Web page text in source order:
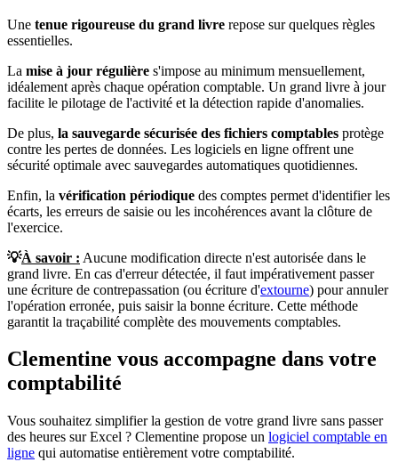
Une tenue rigoureuse du grand livre repose sur quelques règles
essentielles.
La mise à jour régulière s'impose au minimum mensuellement,
idéalement après chaque opération comptable. Un grand livre à jour
facilite le pilotage de l'activité et la détection rapide d'anomalies.
De plus, la sauvegarde sécurisée des fichiers comptables protège
contre les pertes de données. Les logiciels en ligne offrent une
sécurité optimale avec sauvegardes automatiques quotidiennes.
Enfin, la vérification périodique des comptes permet d'identifier les
écarts, les erreurs de saisie ou les incohérences avant la clôture de
l'exercice.
💡À savoir : Aucune modification directe n'est autorisée dans le
grand livre. En cas d'erreur détectée, il faut impérativement passer
une écriture de contrepassation (ou écriture d'extourne) pour annuler
l'opération erronée, puis saisir la bonne écriture. Cette méthode
garantit la traçabilité complète des mouvements comptables.
Clementine vous accompagne dans votre
comptabilité
Vous souhaitez simplifier la gestion de votre grand livre sans passer
des heures sur Excel ? Clementine propose un logiciel comptable en
ligne qui automatise entièrement votre comptabilité.